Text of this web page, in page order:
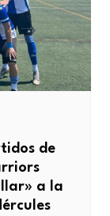
de
a la